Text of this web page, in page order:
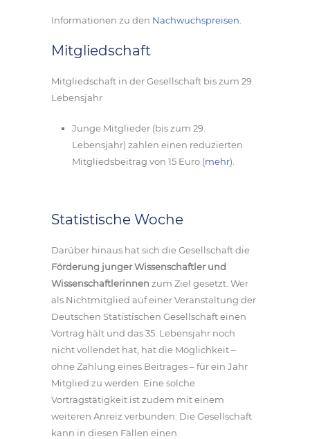
Informationen zu den Nachwuchspreisen
Mitgliedschaft
Mitgliedschaft in der Gesellschaft bis zum 29.
Lebensjahr
Junge Mitglieder (bis zum 29.
Lebensjahr) zahlen einen reduzierten
Mitgliedsbeitrag von 15 Euro (mehr).
Statistische Woche
Darüber hinaus hat sich die Gesellschaft die
Förderung junger Wissenschaftler und
Wissenschaftlerinnen zum Ziel gesetzt. Wer
als Nichtmitglied auf einer Veranstaltung der
Deutschen Statistischen Gesellschaft einen
Vortrag hält und das 35. Lebensjahr noch
nicht vollendet hat, hat die Möglichkeit –
ohne Zahlung eines Beitrages – für ein Jahr
Mitglied zu werden. Eine solche
Vortragstätigkeit ist zudem mit einem
weiteren Anreiz verbunden: Die Gesellschaft
kann in diesen Fällen einen